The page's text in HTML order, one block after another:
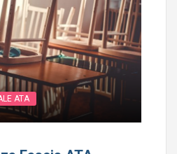
ATA